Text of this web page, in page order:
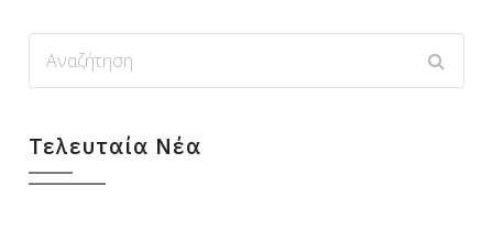
Τελευταία Νέα